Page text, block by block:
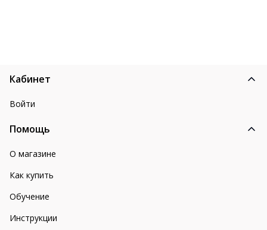
Кабинет
Войти
Помощь
О магазине
Как купить
Обучение
Инструкции